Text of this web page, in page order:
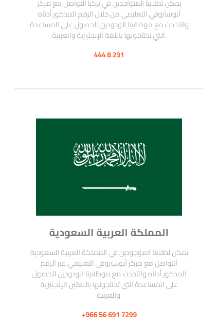
يمكن لطلابنا المتواجدين في تركيا التواصل مع مركز
أبوستروفي التعليمي من خلال الرقم المذكور أدناه
والتحدث مع موظفينا الودودين للحصول على المساعدة
التي تحتاجونها باللغة الإنجليزية والعربية.
444 8 231
المملكة العربية السعودية
يمكن لطلابنا الموجودين في المملكة العربية السعودية
التواصل مع مركز أبوستروفي التعليمي عبر الرقم
المذكور أدناه والتحدث مع موظفينا الودودين للحصول
على المساعدة التي تحتاجونها باللغتين الإنجليزية
والعربية.
+966 56 691 7299